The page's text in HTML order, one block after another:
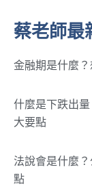
蔡老師最
金融期是什麼
什麼是下跌出
大要點
法說會是什麼
點